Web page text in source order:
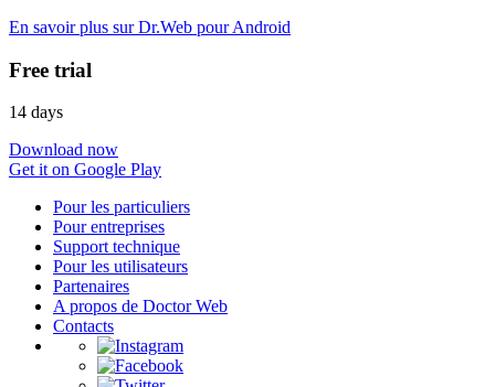
En savoir plus sur Dr.Web pour Android
Free trial
14 days
Download now
Get it on Google Play
Pour les particuliers
Pour entreprises
Support technique
Pour les utilisateurs
Partenaires
A propos de Doctor Web
Contacts